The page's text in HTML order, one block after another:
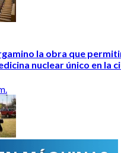
la obra que
nuclear único en la